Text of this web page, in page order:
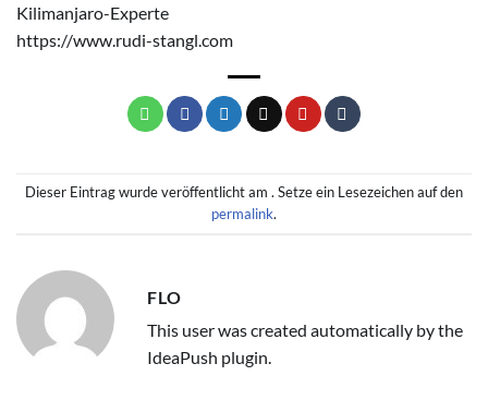
Kilimanjaro-Experte
https://www.rudi-stangl.com
Dieser Eintrag wurde veröffentlicht am . Setze ein Lesezeichen auf den
permalink.
FLO
This user was created automatically by the
IdeaPush plugin.